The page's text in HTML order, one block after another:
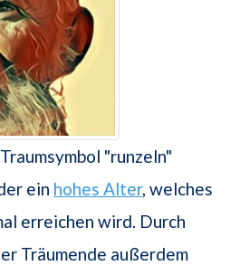
"runzeln"
ein hohes Alter, welches
erreichen wird. Durch
Träumende außerdem